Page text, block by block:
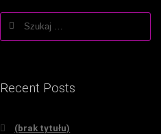
Recent Posts
(brak tytułu)